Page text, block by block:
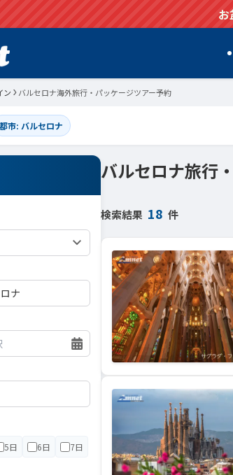
お
ン バルセロナ海外旅行・パッケージツアー予約
都市: バルセロナ
5日 6日
7日
バルセロナ旅行
検索結果 18 件